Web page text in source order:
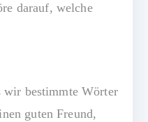
darauf, welche
bestimmte Wörter
guten Freund,